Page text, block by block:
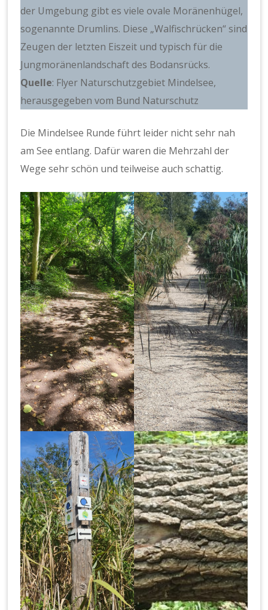
der Umgebung gibt es viele ovale Moränenhügel,
sogenannte Drumlins. Diese „Walfischrücken“ sind
Zeugen der letzten Eiszeit und typisch für die
Jungmoränenlandschaft des Bodansrücks.
Quelle: Flyer Naturschutzgebiet Mindelsee,
herausgegeben vom Bund Naturschutz
Die Mindelsee Runde führt leider nicht sehr nah
am See entlang. Dafür waren die Mehrzahl der
Wege sehr schön und teilweise auch schattig.